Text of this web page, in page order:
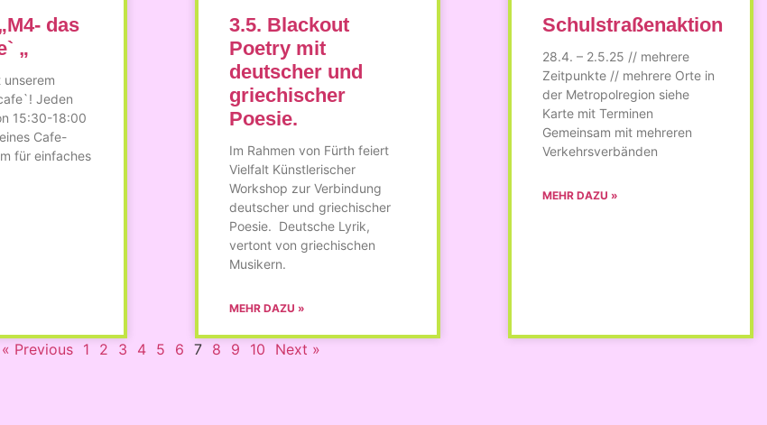
das
„
Jeden
15:30-18:00
Cafe-
für einfaches
3.5. Blackout
Poetry mit
deutscher und
griechischer
Poesie.
Im Rahmen von Fürth feiert
Vielfalt Künstlerischer
Workshop zur Verbindung
deutscher und griechischer
Poesie. Deutsche Lyrik,
vertont von griechischen
Musikern.
MEHR DAZU »
Schulstraßenaktion
28.4. – 2.5.25 // mehrere
Zeitpunkte // mehrere Orte in
der Metropolregion siehe
Karte mit Terminen
Gemeinsam mit mehreren
Verkehrsverbänden
MEHR DAZU »
« Previous 1 2 3 4 5 6 7 8 9 10 Next »